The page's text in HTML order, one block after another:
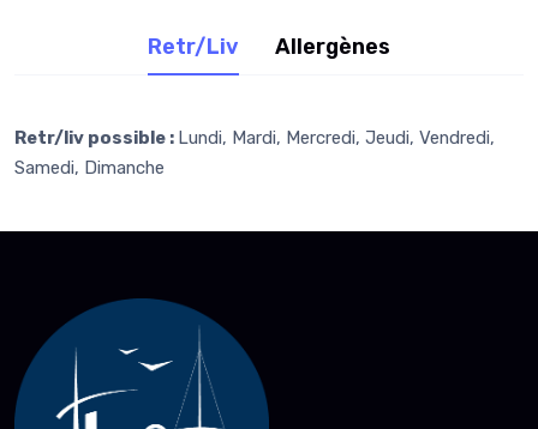
Retr/Liv Allergènes
Retr/liv possible : Lundi, Mardi, Mercredi, Jeudi, Vendredi,
Samedi, Dimanche